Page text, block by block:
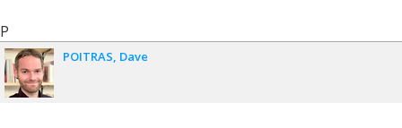
P
POITRAS Dave